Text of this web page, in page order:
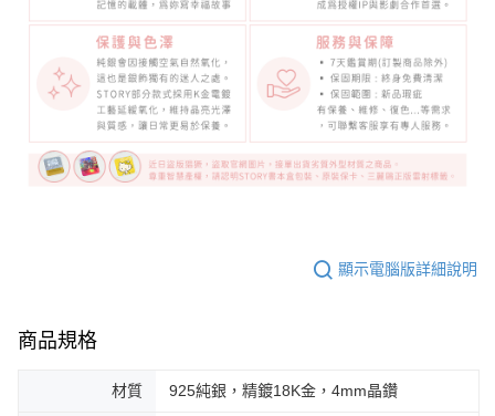
顯示電腦版詳細說明
商品規格
材質 925純銀，精鍍18K金，4mm晶鑽